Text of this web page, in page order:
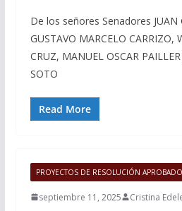
De los señores Senadores JUAN
GUSTAVO MARCELO CARRIZO,
CRUZ, MANUEL OSCAR
SOTO
Read More
PROYECTOS DE RESOLUCIÓN
septiembre 11, 2025 Cristina